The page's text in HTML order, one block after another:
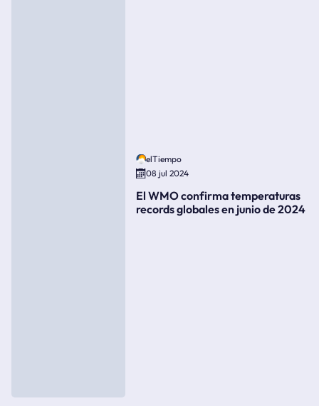
elTiempo
08 jul 2024
El WMO confirma temperaturas
records globales en junio de 2024